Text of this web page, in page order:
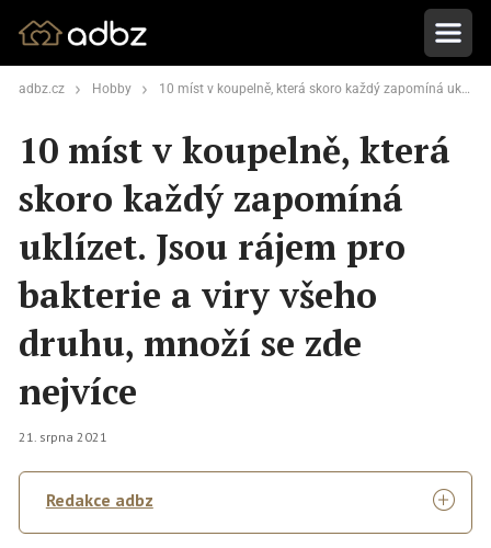
adbz.cz Hobby 10 míst v koupelně, která skoro každý zapomíná uklízet. Jsou rájem pro bakterie a viry všeho druhu, množí se zde nejvíce
10 míst v koupelně, která
skoro každý zapomíná
uklízet. Jsou rájem pro
bakterie a viry všeho
druhu, množí se zde
nejvíce
21. srpna 2021
Redakce adbz